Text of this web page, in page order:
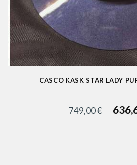
CASCO KASK STAR LADY
749,00 €